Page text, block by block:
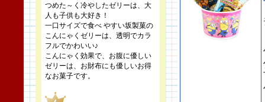
つめた～く冷やしたゼリーは、大
人も子供も大好き！
一口サイズで食べ やすい坂製菓の
こんにゃくゼリーは、透明でカラ
フルでかわいい♪
こんにゃく効果で、お腹に優しい
ゼリーは、お財布にも優しいお得
なお菓子です。